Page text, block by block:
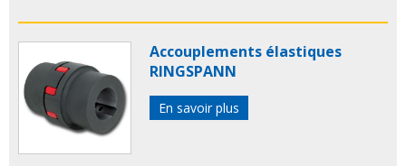
Accouplements élastiques
RINGSPANN
En savoir plus